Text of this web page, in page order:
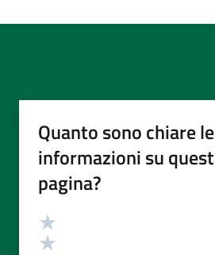
Quanto sono chiare le
informazioni su
pagina?
Valutazione